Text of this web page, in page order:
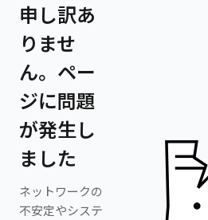
申し訳あ
りませ
ん。ペー
ジに問題
が発生し
ました
ネットワークの
不安定やシステ